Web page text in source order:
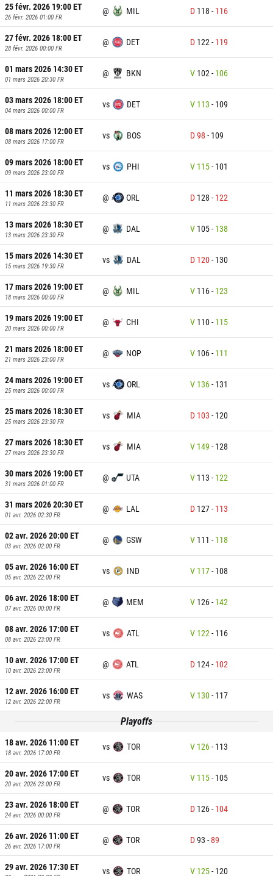
25 févr. 2026 19:00ET
26 févr. 2026 01:00 FR
@ MIL D 118 - 116
27 févr. 2026 18:00ET
28 févr. 2026 00:00 FR
@ DET D 122- 119
01 mars 2026 14:30ET
01 mars 2026 20:30 FR
@ BKN V 102- 106
03 mars 2026 18:00ET
04 mars 2026 00:00 FR
vs DET V 113 - 109
08 mars 2026 12:00ET
08 mars 2026 17:00 FR
vs BOS D 98 - 109
09 mars 2026 18:00ET
09 mars 2026 23:00 FR
vs PHI V 115- 101
11 mars 2026 18:30ET
11 mars 2026 23:30 FR
@ ORL D 128 - 122
13 mars 2026 18:30ET
13 mars 2026 23:30 FR
@ DAL V 105- 138
15 mars 2026 14:30ET
15 mars 2026 19:30 FR
vs DAL D 120- 130
17 mars 2026 19:00ET
18 mars 2026 00:00 FR
@ MIL V 116- 123
19 mars 2026 19:00ET
20 mars 2026 00:00 FR
@ CHI V 110- 115
21 mars 2026 18:00ET
21 mars 2026 23:00 FR
@ NOP V 106- 111
24 mars 2026 19:00ET
25 mars 2026 00:00 FR
vs ORL V 136- 131
25 mars 2026 18:30ET
25 mars 2026 23:30 FR
vs MIA D 103 - 120
27 mars 2026 18:30ET
27 mars 2026 23:30 FR
vs MIA V 149 - 128
30 mars 2026 19:00ET
31 mars 2026 01:00 FR
@ UTA V 113 - 122
31 mars 2026 20:30ET
01 avr. 2026 02:30 FR
@ LAL D 127- 113
02 avr. 2026 20:00ET
03 avr. 2026 02:00 FR
@ GSW V 111 - 118
05 avr. 2026 16:00ET
05 avr. 2026 22:00 FR
vs IND V 117- 108
06 avr. 2026 18:00ET
07 avr. 2026 00:00 FR
@ MEM V 126- 142
08 avr. 2026 17:00ET
08 avr. 2026 23:00 FR
vs ATL V 122- 116
10 avr. 2026 17:00ET
10 avr. 2026 23:00 FR
@ ATL D 124- 102
12 avr. 2026 16:00ET
12 avr. 2026 22:00 FR
vs WAS V 130- 117
Playoffs
18 avr. 2026 11:00ET
18 avr. 2026 17:00 FR
vs TOR V 126- 113
20 avr. 2026 17:00ET
20 avr. 2026 23:00 FR
vs TOR V 115- 105
23 avr. 2026 18:00ET
24 avr. 2026 00:00 FR
@ TOR D 126- 104
26 avr. 2026 11:00ET
26 avr. 2026 17:00 FR
@ TOR D 93 -89
29 avr. 2026 17:30ET vs TOR V 125- 120